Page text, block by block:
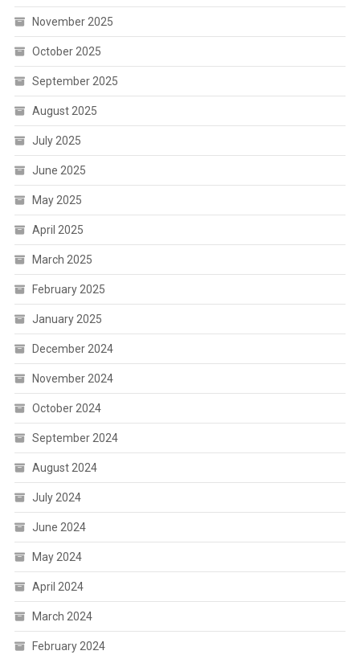
November 2025
October 2025
September 2025
August 2025
July 2025
June 2025
May 2025
April 2025
March 2025
February 2025
January 2025
December 2024
November 2024
October 2024
September 2024
August 2024
July 2024
June 2024
May 2024
April 2024
March 2024
February 2024